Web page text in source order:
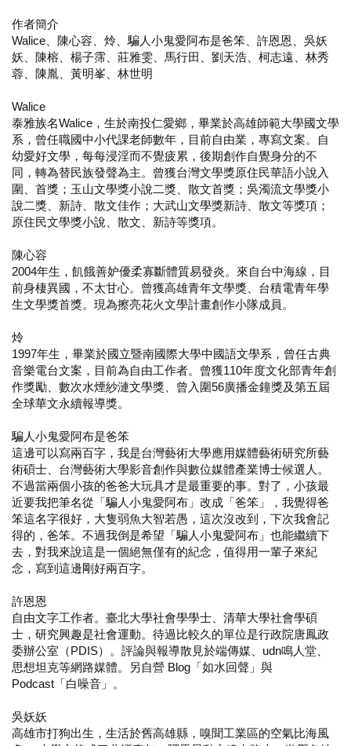
作者簡介
Walice、陳心容、炩、騙人小鬼愛阿布是爸笨、許恩恩、吳妖
妖、陳榕、楊子霈、莊雅雯、馬行田、劉天浩、柯志遠、林秀
蓉、陳胤、黃明峯、林世明
Walice
泰雅族名Walice，生於南投仁愛鄉，畢業於高雄師範大學國文學
系，曾任職國中小代課老師數年，目前自由業，專寫文案。自
幼愛好文學，每每浸淫而不覺疲累，後期創作自覺身分的不
同，轉為替民族發聲為主。曾獲台灣文學獎原住民華語小說入
圍、首獎；玉山文學獎小說二獎、散文首獎；吳濁流文學獎小
說二獎、新詩、散文佳作；大武山文學獎新詩、散文等獎項；
原住民文學獎小說、散文、新詩等獎項。
陳心容
2004年生，飢餓善妒優柔寡斷體質易發炎。來自台中海線，目
前身棲異國，不太甘心。曾獲高雄青年文學獎、台積電青年學
生文學獎首獎。現為擦亮花火文學計畫創作小隊成員。
炩
1997年生，畢業於國立暨南國際大學中國語文學系，曾任古典
音樂電台文案，目前為自由工作者。曾獲110年度文化部青年創
作獎勵、數次水煙紗漣文學獎、曾入圍56廣播金鐘獎及第五屆
全球華文永續報導獎。
騙人小鬼愛阿布是爸笨
這邊可以寫兩百字，我是台灣藝術大學應用媒體藝術研究所藝
術碩士、台灣藝術大學影音創作與數位媒體產業博士候選人。
不過當兩個小孩的爸爸大玩具才是最重要的事。對了，小孩最
近要我把筆名從「騙人小鬼愛阿布」改成「爸笨」，我覺得爸
笨這名字很好，大隻弱魚大智若愚，這次沒改到，下次我會記
得的，爸笨。不過我倒是希望「騙人小鬼愛阿布」也能繼續下
去，對我來說這是一個絕無僅有的紀念，值得用一輩子來紀
念，寫到這邊剛好兩百字。
許恩恩
自由文字工作者。臺北大學社會學學士、清華大學社會學碩
士，研究興趣是社會運動。待過比較久的單位是行政院唐鳳政
委辦公室（PDIS）。評論與報導散見於端傳媒、udn鳴人堂、
思想坦克等網路媒體。另自營 Blog「如水回聲」與
Podcast「白噪音」。
吳妖妖
高雄市打狗出生，生活於舊高雄縣，嗅聞工業區的空氣比海風